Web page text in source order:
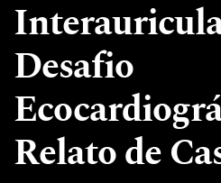
Desafio
Relato de